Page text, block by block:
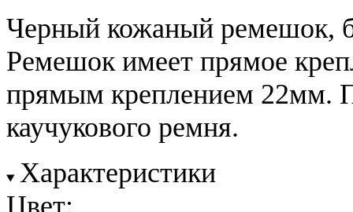
Черный кожаный ремешок,
Ремешок имеет прямое
прямым креплением 22мм.
каучукового ремня.
Характеристики